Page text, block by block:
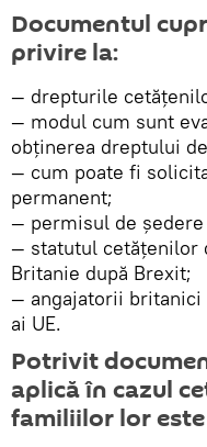
Documentul
privire la:
— drepturile
— modul cum sunt
obţinerea dreptului
— cum poate fi
permanent;
— permisul de
— statutul cetăţenilor
Britanie după Brexit;
— angajatorii britanici
ai UE.
Potrivit
aplică în cazul
familiilor lor